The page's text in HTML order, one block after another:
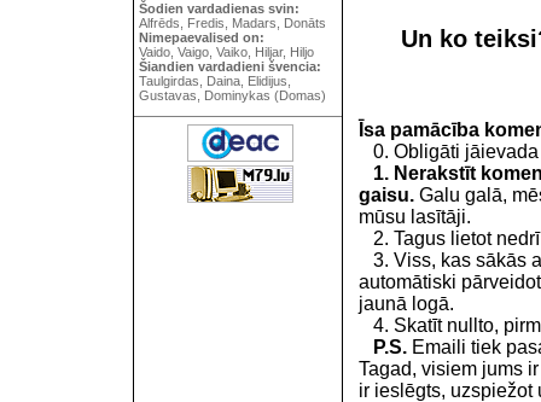
Šodien vardadienas svin:
Alfrēds, Fredis, Madars, Donāts
Nimepaevalised on:
Vaido, Vaigo, Vaiko, Hiljar, Hiljo
Šiandien vardadieni švencia:
Taulgirdas, Daina, Elidijus,
Gustavas, Dominykas (Domas)
Un ko
Īsa pamācība
0. Obligāti jāievada
1. Nerakstīt
gaisu. Galu galā,
mūsu lasītāji.
2. Tagus lietot
3. Viss, kas sākās
automātiski
jaunā logā.
4. Skatīt nullto,
P.S. Emaili tiek
Tagad, visiem jums
ir ieslēgts, uzspiežot